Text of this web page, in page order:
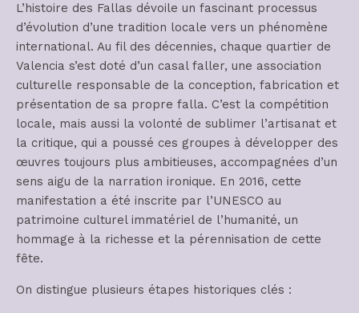
L’histoire des Fallas dévoile un fascinant processus
d’évolution d’une tradition locale vers un phénomène
international. Au fil des décennies, chaque quartier de
Valencia s’est doté d’un casal faller, une association
culturelle responsable de la conception, fabrication et
présentation de sa propre falla. C’est la compétition
locale, mais aussi la volonté de sublimer l’artisanat et
la critique, qui a poussé ces groupes à développer des
œuvres toujours plus ambitieuses, accompagnées d’un
sens aigu de la narration ironique. En 2016, cette
manifestation a été inscrite par l’UNESCO au
patrimoine culturel immatériel de l’humanité, un
hommage à la richesse et la pérennisation de cette
fête.
On distingue plusieurs étapes historiques clés :